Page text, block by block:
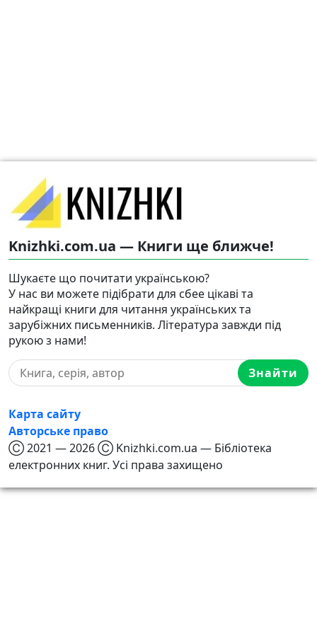
Knizhki.com.ua — Книги ще ближче!
Шукаєте що почитати українською?
У нас ви можете підібрати для сбее цікаві та
найкращі книги для читання українських та
зарубіжних письменників. Література завжди під
рукою з нами!
Знайти
Карта сайту
Авторське право
Ⓒ 2021 — 2026 Ⓒ Knizhki.com.ua — Бібліотека
електронних книг. Усі права захищено